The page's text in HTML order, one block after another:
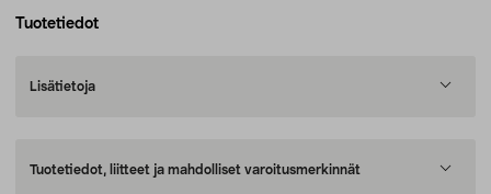
Tuotetiedot
Lisätietoja
Tuotetiedot, liitteet ja mahdolliset varoitusmerkinnät